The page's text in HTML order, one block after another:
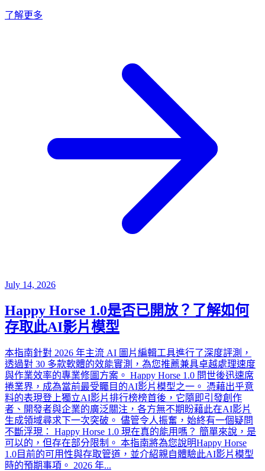
了解更多
July 14, 2026
Happy Horse 1.0是否已開放？了解如何
存取此AI影片模型
本指南針對 2026 年主流 AI 圖片編輯工具進行了深度評測，
透過對 30 多款軟體的效能實測，為您推薦兼具卓越處理速度
與作業效率的專業修圖方案。 Happy Horse 1.0 問世後迅速席
捲業界，成為當前最受矚目的AI影片模型之一。 憑藉出乎意
料的表現登上獨立AI影片排行榜榜首後，它隨即引發創作
者、開發者與企業的廣泛關注，各方無不期盼藉此在AI影片
生成領域尋求下一次突破。 儘管令人振奮，始終有一個疑問
不斷浮現： Happy Horse 1.0 現在真的能用嗎？ 簡單來說，是
可以的，但存在部分限制。 本指南將為您說明Happy Horse
1.0目前的可用性與存取管道，並介紹親自體驗此AI影片模型
時的預期事項。 2026 年...